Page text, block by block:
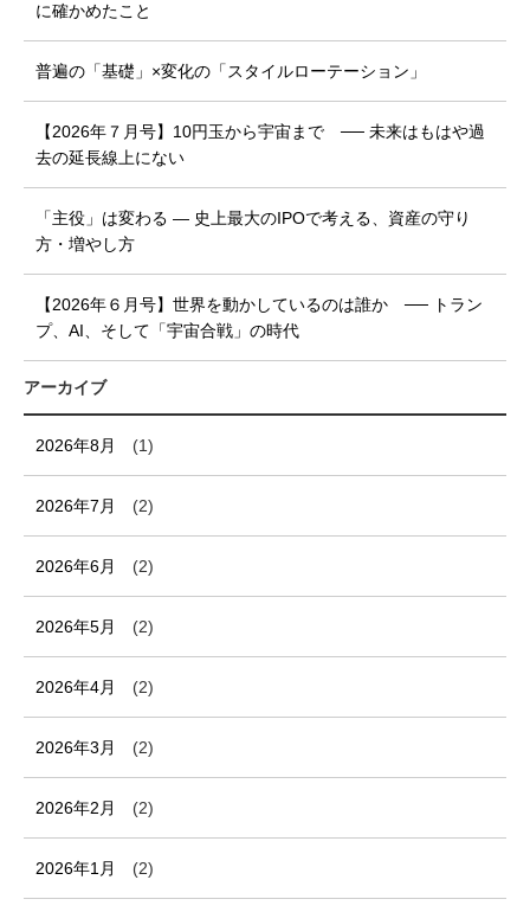
に確かめたこと
普遍の「基礎」×変化の「スタイルローテーション」
【2026年７月号】10円玉から宇宙まで ── 未来はもはや過
去の延長線上にない
「主役」は変わる ― 史上最大のIPOで考える、資産の守り
方・増やし方
【2026年６月号】世界を動かしているのは誰か ── トラン
プ、AI、そして「宇宙合戦」の時代
アーカイブ
2026年8月 (1)
2026年7月 (2)
2026年6月 (2)
2026年5月 (2)
2026年4月 (2)
2026年3月 (2)
2026年2月 (2)
2026年1月 (2)